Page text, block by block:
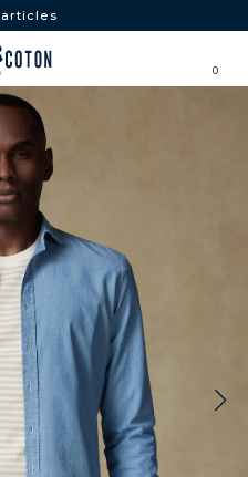
articles
0